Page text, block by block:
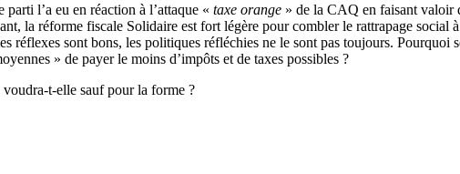
l’a eu en réaction à l’attaque « taxe orange » de la CAQ en faisant valoir
la réforme fiscale Solidaire est fort légère pour combler le rattrapage
réflexes sont bons, les politiques réfléchies ne le sont pas toujours. Pourquoi
» de payer le moins d’impôts et de taxes possibles ?
t-elle sauf pour la forme ?